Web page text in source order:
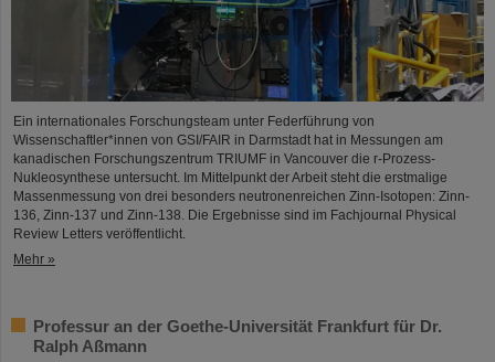
Ein internationales Forschungsteam unter Federführung von
Wissenschaftler*innen von GSI/FAIR in Darmstadt hat in Messungen am
kanadischen Forschungszentrum TRIUMF in Vancouver die r-Prozess-
Nukleosynthese untersucht. Im Mittelpunkt der Arbeit steht die erstmalige
Massenmessung von drei besonders neutronenreichen Zinn-Isotopen: Zinn-
136, Zinn-137 und Zinn-138. Die Ergebnisse sind im Fachjournal Physical
Review Letters veröffentlicht.
Mehr »
Professur an der Goethe-Universität Frankfurt für Dr.
Ralph Aßmann